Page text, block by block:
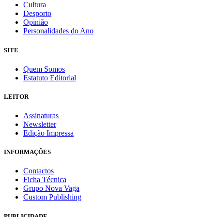
Cultura
Desporto
Opinião
Personalidades do Ano
SITE
Quem Somos
Estatuto Editorial
LEITOR
Assinaturas
Newsletter
Edição Impressa
INFORMAÇÕES
Contactos
Ficha Técnica
Grupo Nova Vaga
Custom Publishing